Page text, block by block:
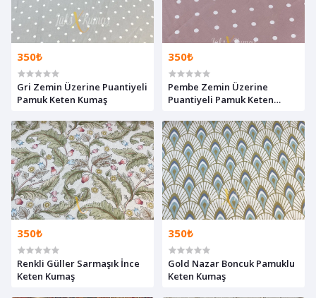
350₺
Gri Zemin Üzerine Puantiyeli
Pamuk Keten Kumaş
350₺
Pembe Zemin Üzerine
Puantiyeli Pamuk Keten
350₺
Renkli Güller Sarmaşık İnce
Keten Kumaş
350₺
Gold Nazar Boncuk Pamuklu
Keten Kumaş